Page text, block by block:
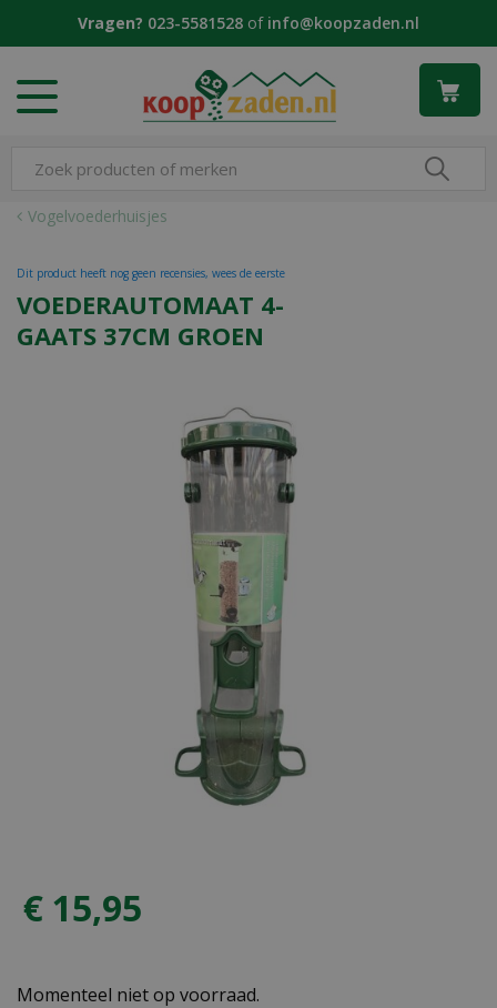
Vogelvoederhuisjes
Vragen? 023-5581528 of info@koopzaden.nl
VOEDERAUTOMAAT 4-
GAATS 37CM GROEN
Dit product heeft nog geen recensies, wees de eerste
€ 15,95
Momenteel niet op voorraad.